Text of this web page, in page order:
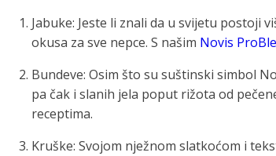
Jabuke: Jeste li znali da u svijetu postoji
okusa za sve nepce. S našim Novis
Bundeve: Osim što su suštinski simbol
pa čak i slanih jela poput rižota od
receptima.
Kruške: Svojom nježnom slatkoćom i